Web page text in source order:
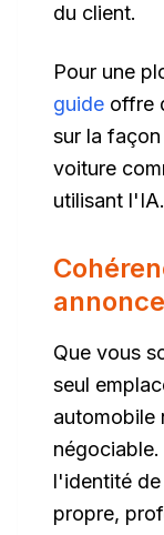
du client.
Pour une
guide offre
sur la
voiture
utilisant l'IA.
Que vous
seul
automobile
l'identité
propre,